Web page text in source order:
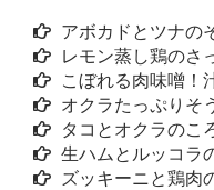
アボカドとツナの
レモン蒸し鶏のさ
こぼれる肉味噌！
オクラたっぷりそ
タコとオクラのこ
生ハムとルッコラ
ズッキーニと鶏肉